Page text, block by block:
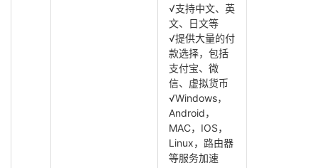
√支持中文、英
文、日文等
√提供大量的付
款选择，包括
支付宝、微
信、虚拟货币
√Windows，
Android，
MAC，IOS，
Linux，路由器
等服务加速